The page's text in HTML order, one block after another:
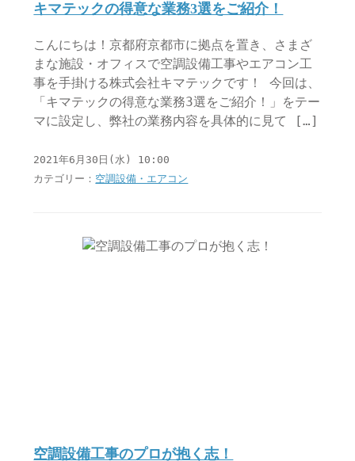
キマテックの得意な業務3選をご紹介！
こんにちは！京都府京都市に拠点を置き、さまざ
まな施設・オフィスで空調設備工事やエアコン工
事を手掛ける株式会社キマテックです！ 今回は、
「キマテックの得意な業務3選をご紹介！」をテー
マに設定し、弊社の業務内容を具体的に見て […]
2021年6月30日(水) 10:00
カテゴリー： 空調設備・エアコン
空調設備工事のプロが抱く志！